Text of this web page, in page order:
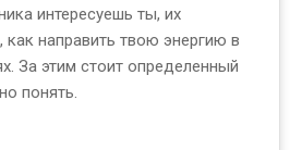
интересуешь ты, их
как направить твою энергию в
За этим стоит определенный
понять.